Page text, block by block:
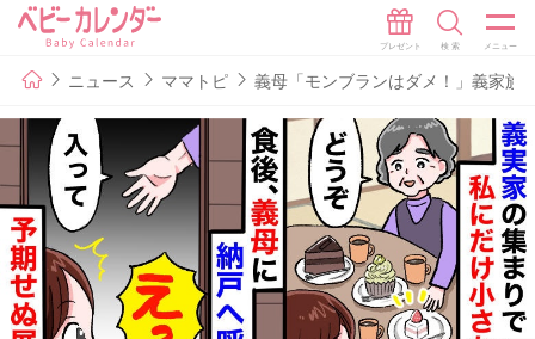
ニュース ママトピ 義母「モンブランはダメ！」義家